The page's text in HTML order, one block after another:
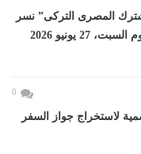
المصرى التركى” نسر
الأناضول 2026” بإحدي القواعد...اليوم السبت، 27 يونيو 2026
0
لاستخراج جواز السفر